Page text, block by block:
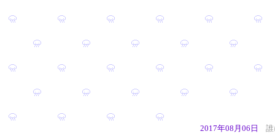
2017年08月06日